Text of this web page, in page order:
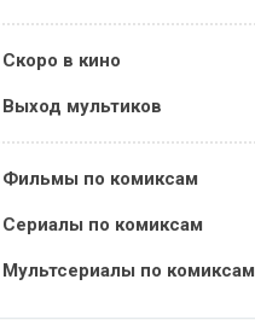
Скоро в кино
Выход мультиков
Фильмы по комиксам
Сериалы по комиксам
Мультсериалы по комиксам